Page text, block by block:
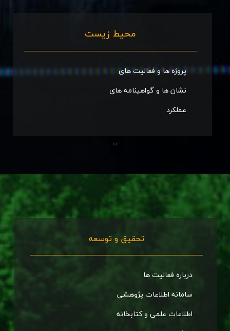
محیط زیست
پروژه ها و فعالیت های
نشان ها و گواهینامه های
عملکرد
تحقیق و توسعه
درباره فعالیت ها
سامانه اطلاعات پژوهشی
اطلاعات علمی و کتابخانه